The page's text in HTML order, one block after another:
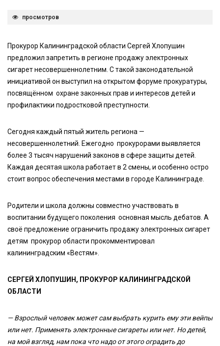
просмотров
Прокурор Калининградской области Сергей Хлопушин
предложил запретить в регионе продажу электронных
сигарет несовершеннолетним. С такой законодательной
инициативой он выступил на открытом форуме прокуратуры,
посвящённом охране законных прав и интересов детей и
профилактики подростковой преступности.
Сегодня каждый пятый житель региона —
несовершеннолетний. Ежегодно прокурорами выявляется
более 3 тысяч нарушений законов в сфере защиты детей.
Каждая десятая школа работает в 2 смены, и особенно остро
стоит вопрос обеспечения местами в городе Калининграде.
Родители и школа должны совместно участвовать в
воспитании будущего поколения основная мысль дебатов. А
своё предложение ограничить продажу электронных сигарет
детям прокурор области прокомментировал
калининградским «Вестям».
СЕРГЕЙ ХЛОПУШИН, ПРОКУРОР КАЛИНИНГРАДСКОЙ
ОБЛАСТИ
— Взрослый человек может сам выбрать курить ему эти вейпы
или нет. Применять электронные сигареты или нет. Но детей,
на мой взгляд, нам пока что надо от этого оградить до